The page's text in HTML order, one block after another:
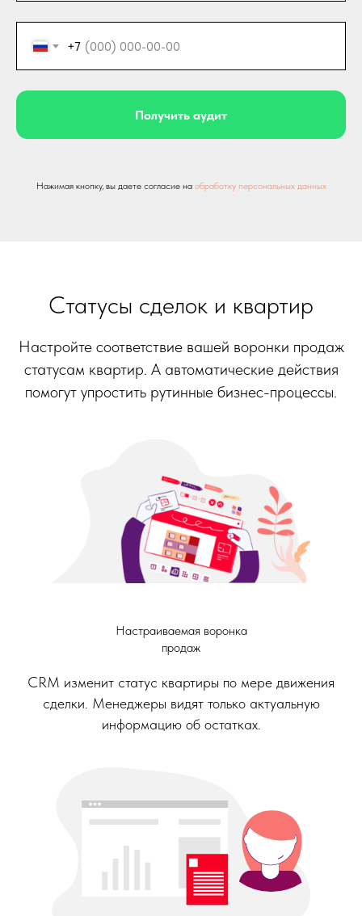
+7
Получить аудит
Нажимая кнопку, вы даете согласие на обработку персональных данных
Статусы сделок и квартир
Настройте соответствие вашей воронки продаж
статусам квартир. А автоматические действия
помогут упростить рутинные бизнес-процессы.
Настраиваемая воронка
продаж
CRM изменит статус квартиры по мере движения
сделки. Менеджеры видят только актуальную
информацию об остатках.